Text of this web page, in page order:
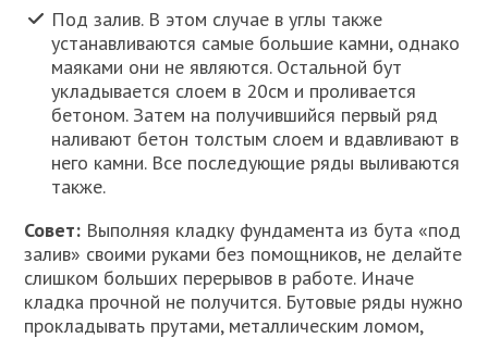
Под залив. В этом случае в углы также
устанавливаются самые большие камни, однако
маяками они не являются. Остальной бут
укладывается слоем в 20см и проливается
бетоном. Затем на получившийся первый ряд
наливают бетон толстым слоем и вдавливают в
него камни. Все последующие ряды выливаются
также.
Совет: Выполняя кладку фундамента из бута «под
залив» своими руками без помощников, не делайте
слишком больших перерывов в работе. Иначе
кладка прочной не получится. Бутовые ряды нужно
прокладывать прутами, металлическим ломом,